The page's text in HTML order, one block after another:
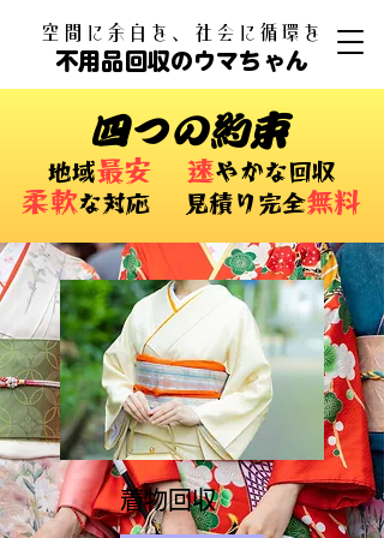
​空間に余白を、社会に循環を
不用品回収のウマちゃん
四つの約束
​地域最安 速やかな回収
柔軟な対応 ​見積り完全無料
​着物回収